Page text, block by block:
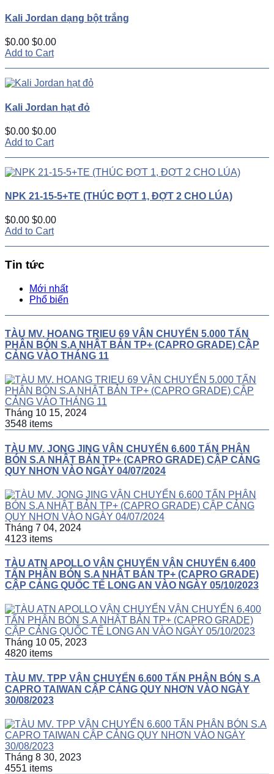
Kali Jordan dạng bột trắng
$0.00 $0.00
Add to Cart
Kali Jordan hạt đỏ
$0.00 $0.00
Add to Cart
NPK 21-15-5+TE (THÚC ĐỢT 1, ĐỢT 2 CHO LÚA)
$0.00 $0.00
Add to Cart
Tin tức
Mới nhất
Phổ biến
TÀU MV. HOANG TRIEU 69 VẬN CHUYỂN 5.000 TẤN
PHÂN BÓN S.A NHẬT BẢN TP+ (CAPRO GRADE) CẬP
CẢNG VÀO THÁNG 11
Tháng 10 15, 2024
3548 items
TÀU MV. JONG JING VẬN CHUYỂN 6.600 TẤN PHÂN
BÓN S.A NHẬT BẢN TP+ (CAPRO GRADE) CẬP CẢNG
QUY NHƠN VÀO NGÀY 04/07/2024
Tháng 7 04, 2024
4123 items
TÀU ATN APOLLO VẬN CHUYỂN VẬN CHUYỂN 6.400
TẤN PHÂN BÓN S.A NHẬT BẢN TP+ (CAPRO GRADE)
CẬP CẢNG QUỐC TẾ LONG AN VÀO NGÀY 05/10/2023
Tháng 10 05, 2023
4820 items
TÀU MV. TPP VẬN CHUYỂN 6.600 TẤN PHÂN BÓN S.A
CAPRO TAIWAN CẬP CẢNG QUY NHƠN VÀO NGÀY
30/08/2023
Tháng 8 30, 2023
4551 items